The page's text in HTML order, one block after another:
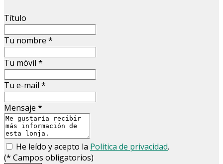
Título
Tu nombre *
Tu móvil *
Tu e-mail *
Mensaje *
He leído y acepto la Política de privacidad.
(* Campos obligatorios)